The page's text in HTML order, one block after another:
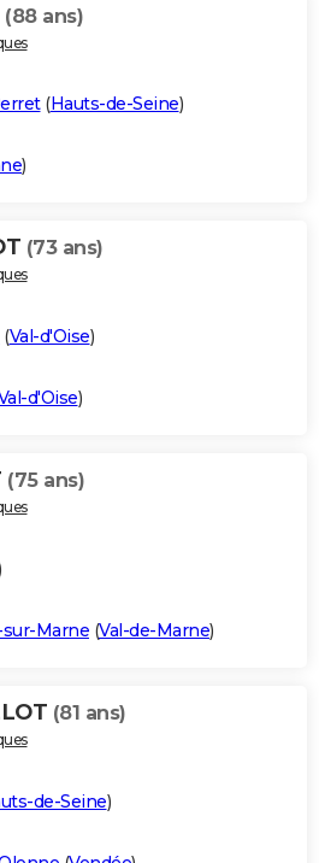
(88 ans)
(Hauts-de-Seine)
)
(73 ans)
(Val-d'Oise)
d'Oise)
(75 ans)
Marne (Val-de-Marne)
(81 ans)
de-Seine)